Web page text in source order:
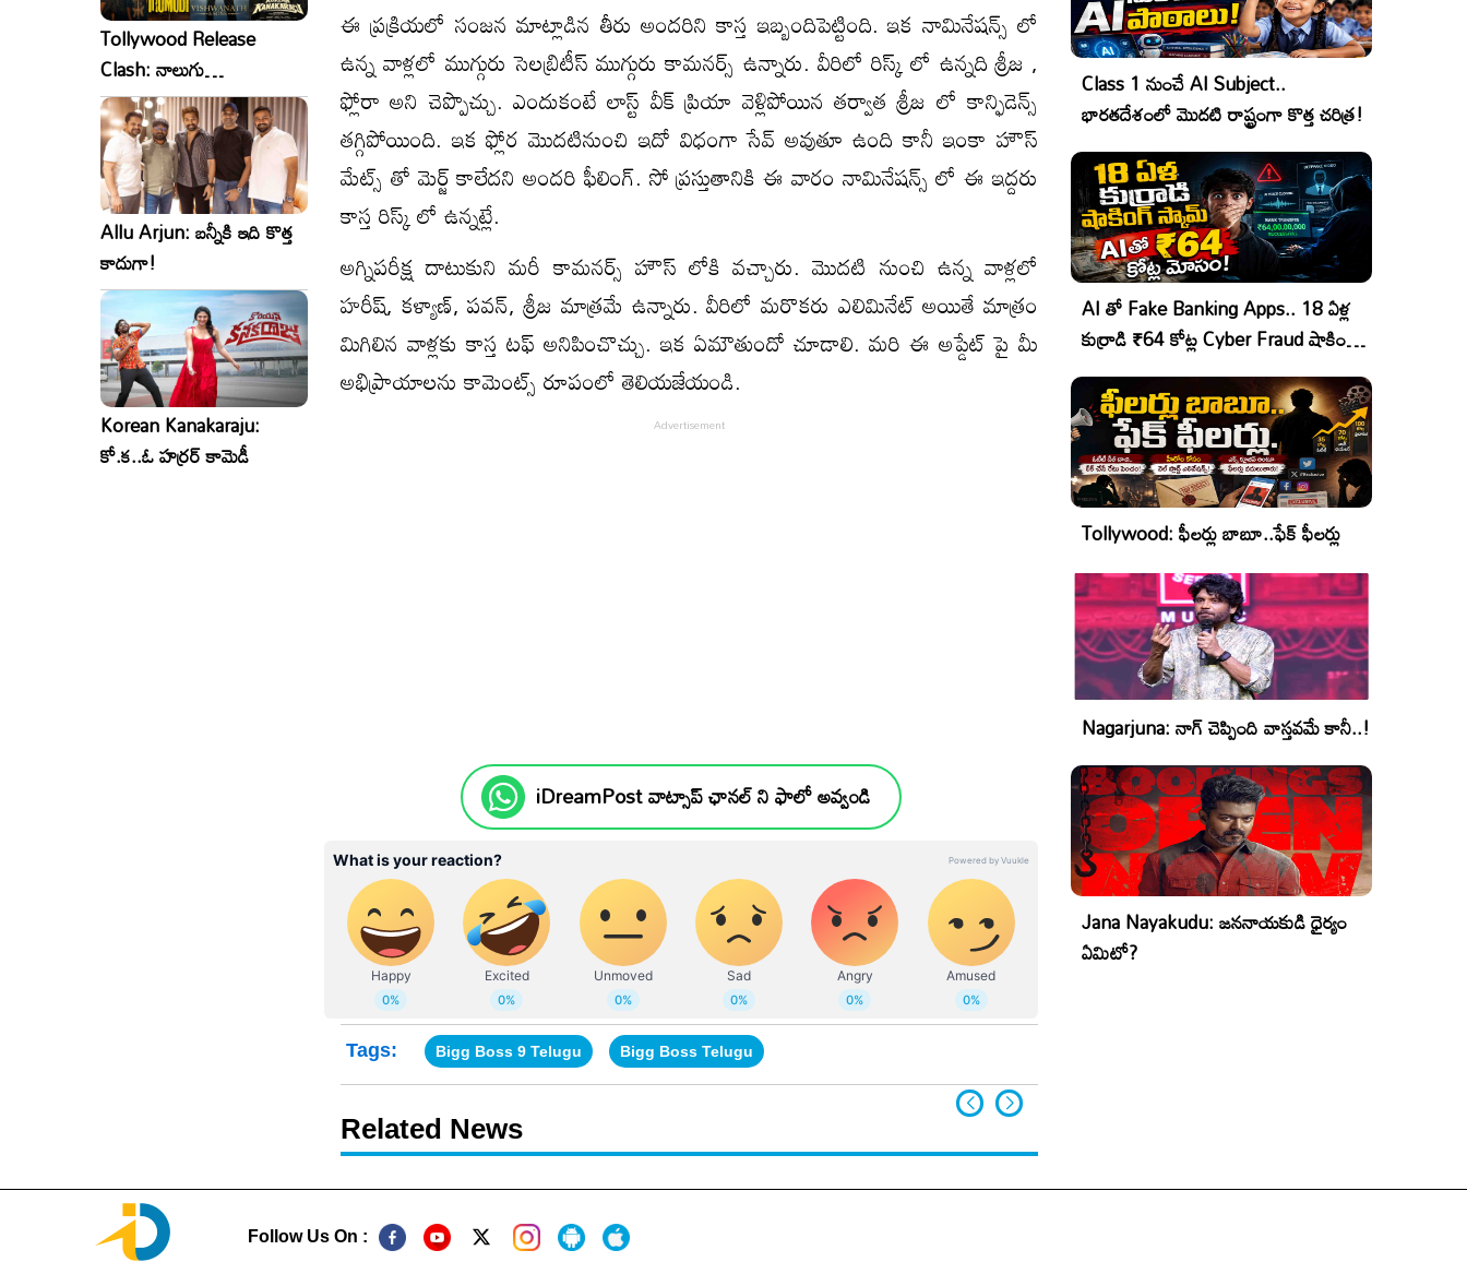
Tollywood Release
Clash: నాలుగు
సినిమాలు..ఒకేసారి..ఎందుకో?
Allu Arjun: బన్నీకి ఇది కొత్త
కాదుగా!
Korean Kanakaraju:
కో.క..ఓ హర్రర్ కామెడీ
ఈ ప్రక్రియలో సంజన మాట్లాడిన తీరు అందరిని కాస్త ఇబ్బందిపెట్టింది. ఇక నామినేషన్స్ లో
ఉన్న వాళ్లలో ముగ్గురు సెలబ్రిటీస్ ముగ్గురు కామనర్స్ ఉన్నారు. వీరిలో రిస్క్ లో ఉన్నది శ్రీజ ,
ఫ్లోరా అని చెప్పొచ్చు. ఎందుకంటే లాస్ట్ వీక్ ప్రియా వెళ్లిపోయిన తర్వాత శ్రీజ లో కాన్ఫిడెన్స్
తగ్గిపోయింది. ఇక ఫ్లోర మొదటినుంచి ఇదో విధంగా సేవ్ అవుతూ ఉంది కానీ ఇంకా హౌస్
మేట్స్ తో మెర్జ్ కాలేదని అందరి ఫీలింగ్. సో ప్రస్తుతానికి ఈ వారం నామినేషన్స్ లో ఈ ఇద్దరు
కాస్త రిస్క్ లో ఉన్నట్లే.
అగ్నిపరీక్ష దాటుకుని మరీ కామనర్స్ హౌస్ లోకి వచ్చారు. మొదటి నుంచి ఉన్న వాళ్లలో
హరీష్, కళ్యాణ్, పవన్, శ్రీజ మాత్రమే ఉన్నారు. వీరిలో మరొకరు ఎలిమినేట్ అయితే మాత్రం
మిగిలిన వాళ్లకు కాస్త టఫ్ అనిపించొచ్చు. ఇక ఏమౌతుందో చూడాలి. మరి ఈ అప్డేట్ పై మీ
అభిప్రాయాలను కామెంట్స్ రూపంలో తెలియజేయండి.
iDreamPost వాట్సాప్ ఛానల్ ని ఫాలో అవ్వండి
Tags: Bigg Boss 9 Telugu Bigg Boss Telugu
Related News
Class 1 నుంచే AI Subject..
భారతదేశంలో మొదటి రాష్ట్రంగా కొత్త చరిత్ర!
AI తో Fake Banking Apps.. 18 ఏళ్ల
కుర్రాడి ₹64 కోట్ల Cyber Fraud షాకింగ్
ఆపరేషన్!
Tollywood: ఫీలర్లు బాబూ..ఫేక్ ఫీలర్లు
Nagarjuna: నాగ్ చెప్పింది వాస్తవమే కానీ..!
Jana Nayakudu: జననాయకుడి ధైర్యం
ఏమిటో?
Follow Us On :